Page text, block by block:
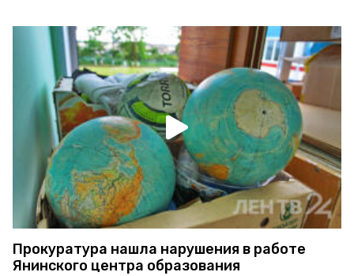
Прокуратура нашла нарушения в работе
Янинского центра образования